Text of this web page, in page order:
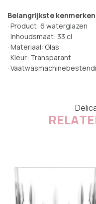
Belangrijkste
· Product: 6 waterglazen
· Inhoudsmaat: 33 cl
· Materiaal: Glas
· Kleur: Transparant
·